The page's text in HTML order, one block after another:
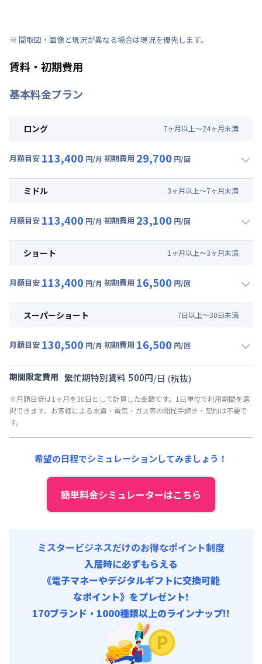
※ 間取図・画像と現況が異なる場合は現況を優先します。
賃料・初期費用
基本料金プラン
ロング 7ヶ月以上～24ヶ月未満
月額目安 113,400 円/月 初期費用 29,700 円/回
月額賃料目安(30日利用)
光熱費他 : 24,000円/月 (800円/日) (税抜)
その他費用 :
初期費用
ミドル 3ヶ月以上～7ヶ月未満
月額目安 113,400 円/月 初期費用 23,100 円/回
月額賃料目安(30日利用)
光熱費他 : 24,000円/月 (800円/日) (税抜)
その他費用 :
初期費用
ショート 1 ヶ月以上～3ヶ月未満
月額目安 113,400 円/月 初期費用 16,500 円/回
月額賃料目安(30日利用)
光熱費他 : 24,000円/月 (800円/日) (税抜)
その他費用 :
初期費用
事務手数料 : 3,000円/回 (税抜)
スーパーショート 7日以上～30日未満
月額目安 130,500 円/月 初期費用 16,500 円/回
月額賃料目安(30日利用)
光熱費他 : 24,000円/月 (800円/日) (税抜)
清掃料他 :
その他費用 :
初期費用
事務手数料 : 3,000円/回 (税抜)
期間限定費用 繁忙期特別賃料 500円/日 (税抜)
※月額目安は1ヶ月を30日として計算した金額です。1日単位で利用期間を選
択できます。お客様による水道・電気・ガス等の開栓手続き・契約は不要で
す。
希望の日程でシミュレーションしてみましょう！
簡単料金シミュレーターはこちら
ミスタービジネスだけのお得なポイント制度
入居時に必ずもらえる
《電子マネーやデジタルギフトに交換可能
なポイント》をプレゼント!
170ブランド・1000種類以上のラインナップ!!